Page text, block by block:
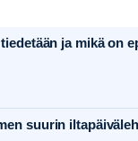
ja mikä on
suurin